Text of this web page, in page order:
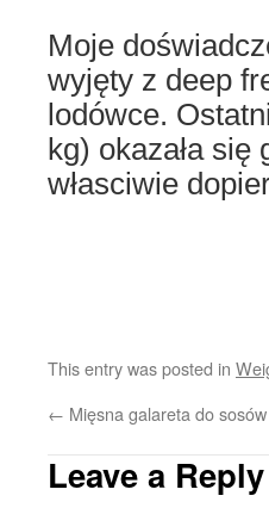
Moje
wyjęty z deep
lodówce.
kg) okazała
własciwie
This entry was posted in
← Mięsna galareta do sosów
Leave a Reply